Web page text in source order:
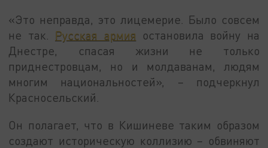
«Это неправда, это лицемерие. Было совсем
не так. Русская армия остановила войну на
Днестре, спасая жизни не только
приднестровцам, но и молдаванам, людям
многим национальностей», – подчеркнул
Красносельский.
Он полагает, что в Кишиневе таким образом
создают историческую коллизию – обвиняют